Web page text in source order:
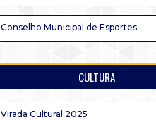
Conselho Municipal de Esportes
CULTURA
Virada Cultural 2025